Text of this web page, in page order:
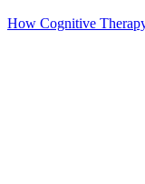
How Cognitive